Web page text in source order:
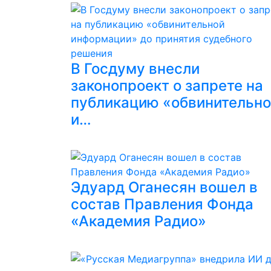
В Госдуму внесли
законопроект о запрете на
публикацию
и…
Эдуард Оганесян вошел в
состав Правления Фонда
«Академия Радио»